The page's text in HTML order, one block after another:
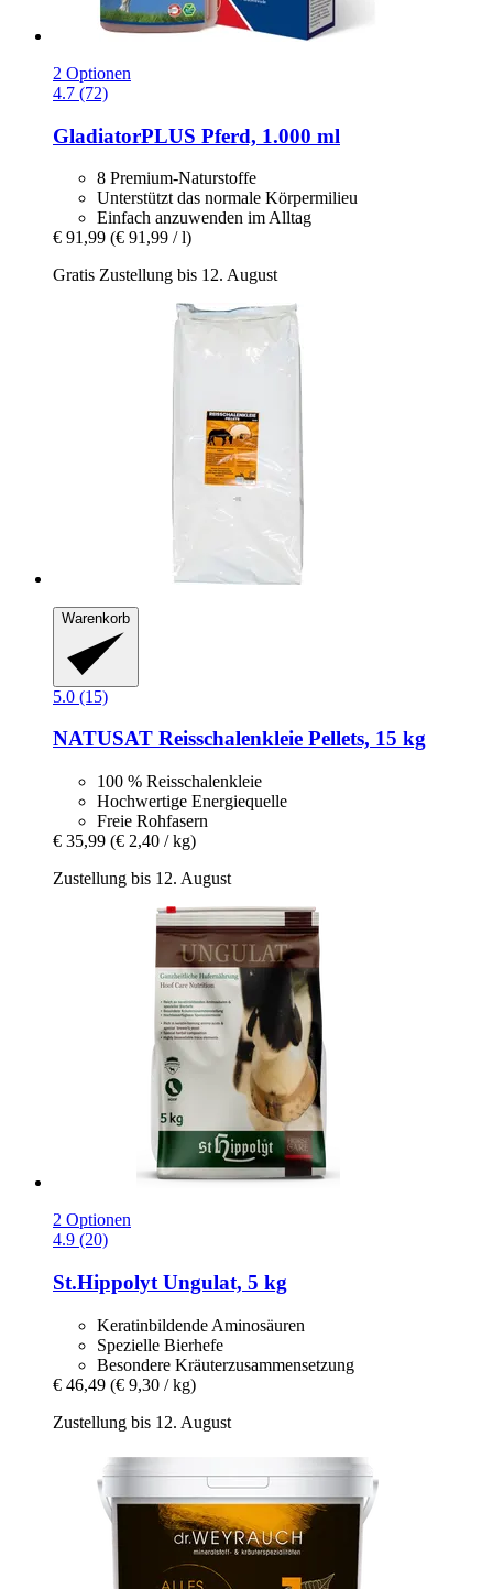
2 Optionen
4.7 (72)
GladiatorPLUS Pferd, 1.000 ml
8 Premium-Naturstoffe
Unterstützt das normale Körpermilieu
Einfach anzuwenden im Alltag
€ 91,99 (€ 91,99 / l)
Gratis Zustellung bis 12. August
Warenkorb
5.0 (15)
NATUSAT Reisschalenkleie Pellets, 15 kg
100 % Reisschalenkleie
Hochwertige Energiequelle
Freie Rohfasern
€ 35,99 (€ 2,40 / kg)
Zustellung bis 12. August
2 Optionen
4.9 (20)
St.Hippolyt Ungulat, 5 kg
Keratinbildende Aminosäuren
Spezielle Bierhefe
Besondere Kräuterzusammensetzung
€ 46,49 (€ 9,30 / kg)
Zustellung bis 12. August